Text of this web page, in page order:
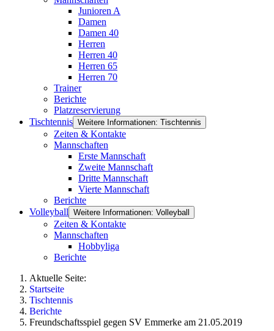
Junioren A
Damen
Damen 40
Herren
Herren 40
Herren 65
Herren 70
Trainer
Berichte
Platzreservierung
Tischtennis Weitere Informationen: Tischtennis
Zeiten & Kontakte
Mannschaften
Erste Mannschaft
Zweite Mannschaft
Dritte Mannschaft
Vierte Mannschaft
Berichte
Volleyball Weitere Informationen: Volleyball
Zeiten & Kontakte
Mannschaften
Hobbyliga
Berichte
Aktuelle Seite:
Startseite
Tischtennis
Berichte
Freundschaftsspiel gegen SV Emmerke am 21.05.2019